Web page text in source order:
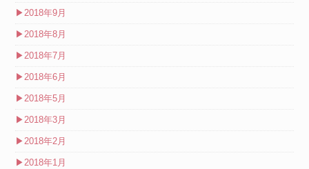
▶2018年9月
▶2018年8月
▶2018年7月
▶2018年6月
▶2018年5月
▶2018年3月
▶2018年2月
▶2018年1月